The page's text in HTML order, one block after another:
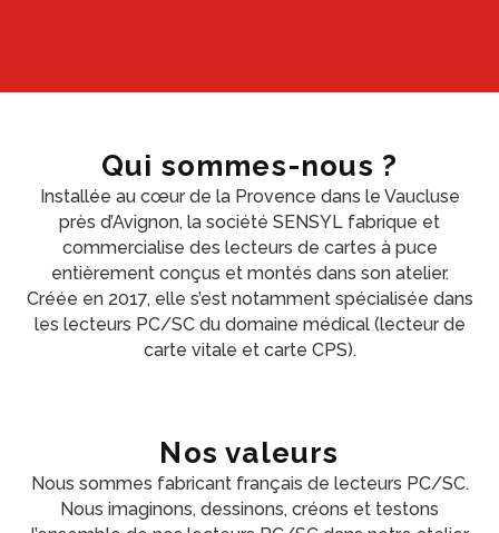
Qui sommes-nous ?
Installée au cœur de la Provence dans le Vaucluse
près d’Avignon, la société SENSYL fabrique et
commercialise des lecteurs de cartes à puce
entièrement conçus et montés dans son atelier.
Créée en 2017, elle s’est notamment spécialisée dans
les lecteurs PC/SC du domaine médical (lecteur de
carte vitale et carte CPS).
Nos valeurs
Nous sommes fabricant français de lecteurs PC/SC.
Nous imaginons, dessinons, créons et testons